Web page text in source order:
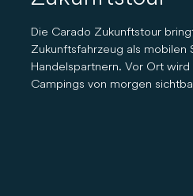
Die Carado Zukunftstour
Zukunftsfahrzeug als mobilen
Handelspartnern. Vor Ort
Campings von morgen